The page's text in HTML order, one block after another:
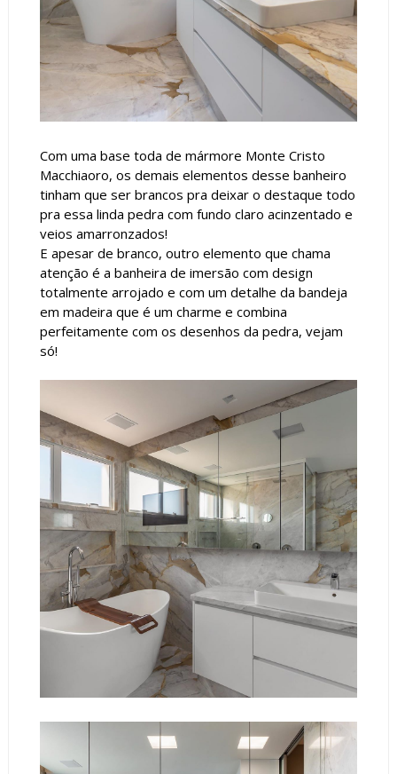
Com uma base toda de mármore Monte Cristo
Macchiaoro, os demais elementos desse banheiro
tinham que ser brancos pra deixar o destaque todo
pra essa linda pedra com fundo claro acinzentado e
veios amarronzados!
E apesar de branco, outro elemento que chama
atenção é a banheira de imersão com design
totalmente arrojado e com um detalhe da bandeja
em madeira que é um charme e combina
perfeitamente com os desenhos da pedra, vejam
só!